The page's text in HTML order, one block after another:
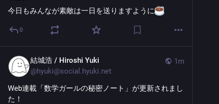
今日もみんなが素敵は一日を送りますように
0
1m
結城浩 / Hiroshi Yuki
@hyuki@social.hyuki.net
Web連載「数学ガールの秘密ノート」が更新されまし
た！